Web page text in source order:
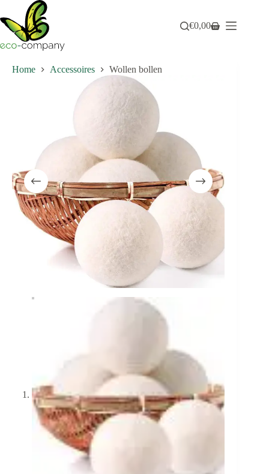
naar
de
inhoud
Winkelwagen
€0,00
Home Accessoires Wollen bollen